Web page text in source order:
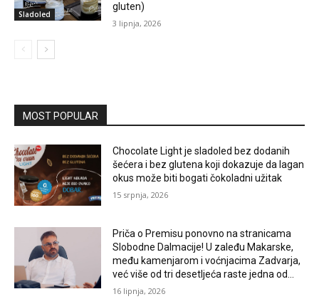
Sladoled
gluten)
3 lipnja, 2026
MOST POPULAR
Chocolate Light je sladoled bez dodanih
šećera i bez glutena koji dokazuje da lagan
okus može biti bogati čokoladni užitak
15 srpnja, 2026
Priča o Premisu ponovno na stranicama
Slobodne Dalmacije! U zaleđu Makarske,
među kamenjarom i voćnjacima Zadvarja,
već više od tri desetljeća raste jedna od...
16 lipnja, 2026